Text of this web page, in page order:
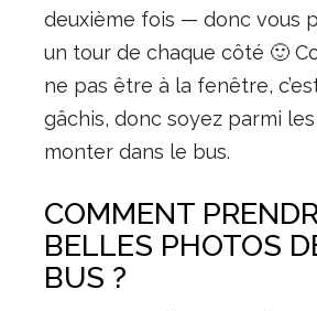
deuxième fois — donc vous
un tour de chaque côté 🙂
ne pas être à la fenêtre,
gâchis, donc soyez parmi
monter dans le bus.
COMMENT
BELLES PHOTOS
BUS ?